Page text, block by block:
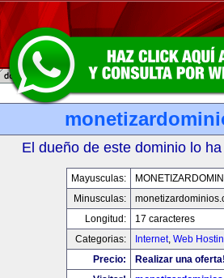
El dueño de este dominio lo
Mayusculas:
Minusculas:
Longitud:
17 caracteres
Categorias:
Internet, Web
Precio:
Realizar una